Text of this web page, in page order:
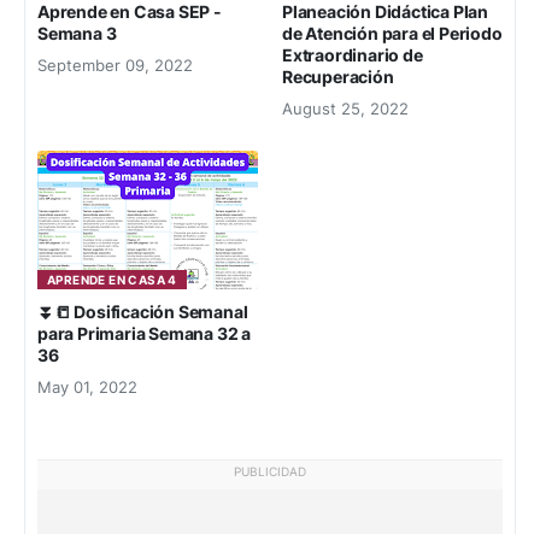
Aprende en Casa SEP -
Semana 3
September 09, 2022
Planeación Didáctica Plan
de Atención para el Periodo
Extraordinario de
Recuperación
August 25, 2022
APRENDE EN CASA 4
⏬📒 Dosificación Semanal
para Primaria Semana 32 a
36
May 01, 2022
PUBLICIDAD